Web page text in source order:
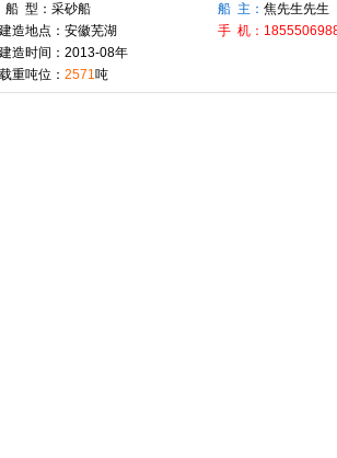
船 型：采砂船
建造地点：安徽芜湖
建造时间：2013-08年
载重吨位： 2571吨
船 主： 焦先生先生
手 机：